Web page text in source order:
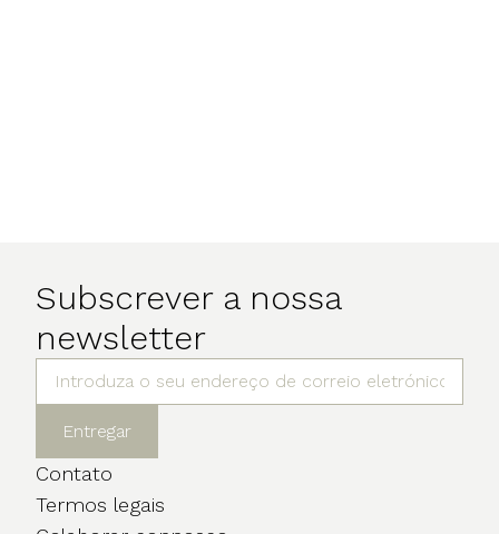
Subscrever a nossa
newsletter
Entregar
Contato
Termos legais